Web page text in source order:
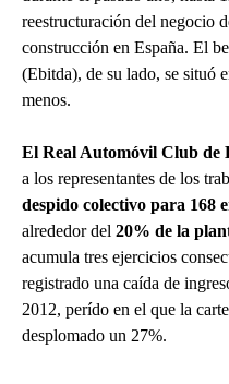
reestructuración del negocio
construcción en España. El
(Ebitda), de su lado, se situó
menos.
El Real Automóvil Club de
a los representantes de los
despido colectivo para 168
alrededor del 20% de la
acumula tres ejercicios
registrado una caída de
2012, perído en el que la
desplomado un 27%.